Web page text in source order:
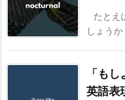
たとえ
しょう
「も
英語表